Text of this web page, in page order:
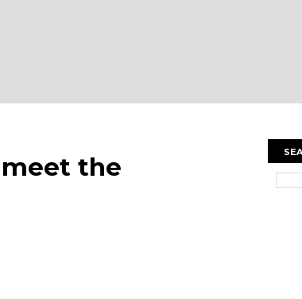
meet the